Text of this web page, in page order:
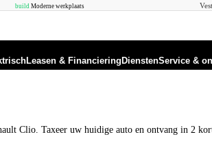
build Moderne werkplaats
Leasen & FinancieringDiensten
Clio. Taxeer uw huidige auto en ontvang in 2